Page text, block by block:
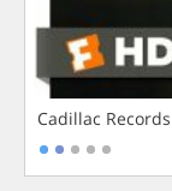
Cadillac